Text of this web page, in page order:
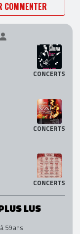
COMMENTER
CONCERTS
CONCERTS
CONCERTS
LUS
59 ans